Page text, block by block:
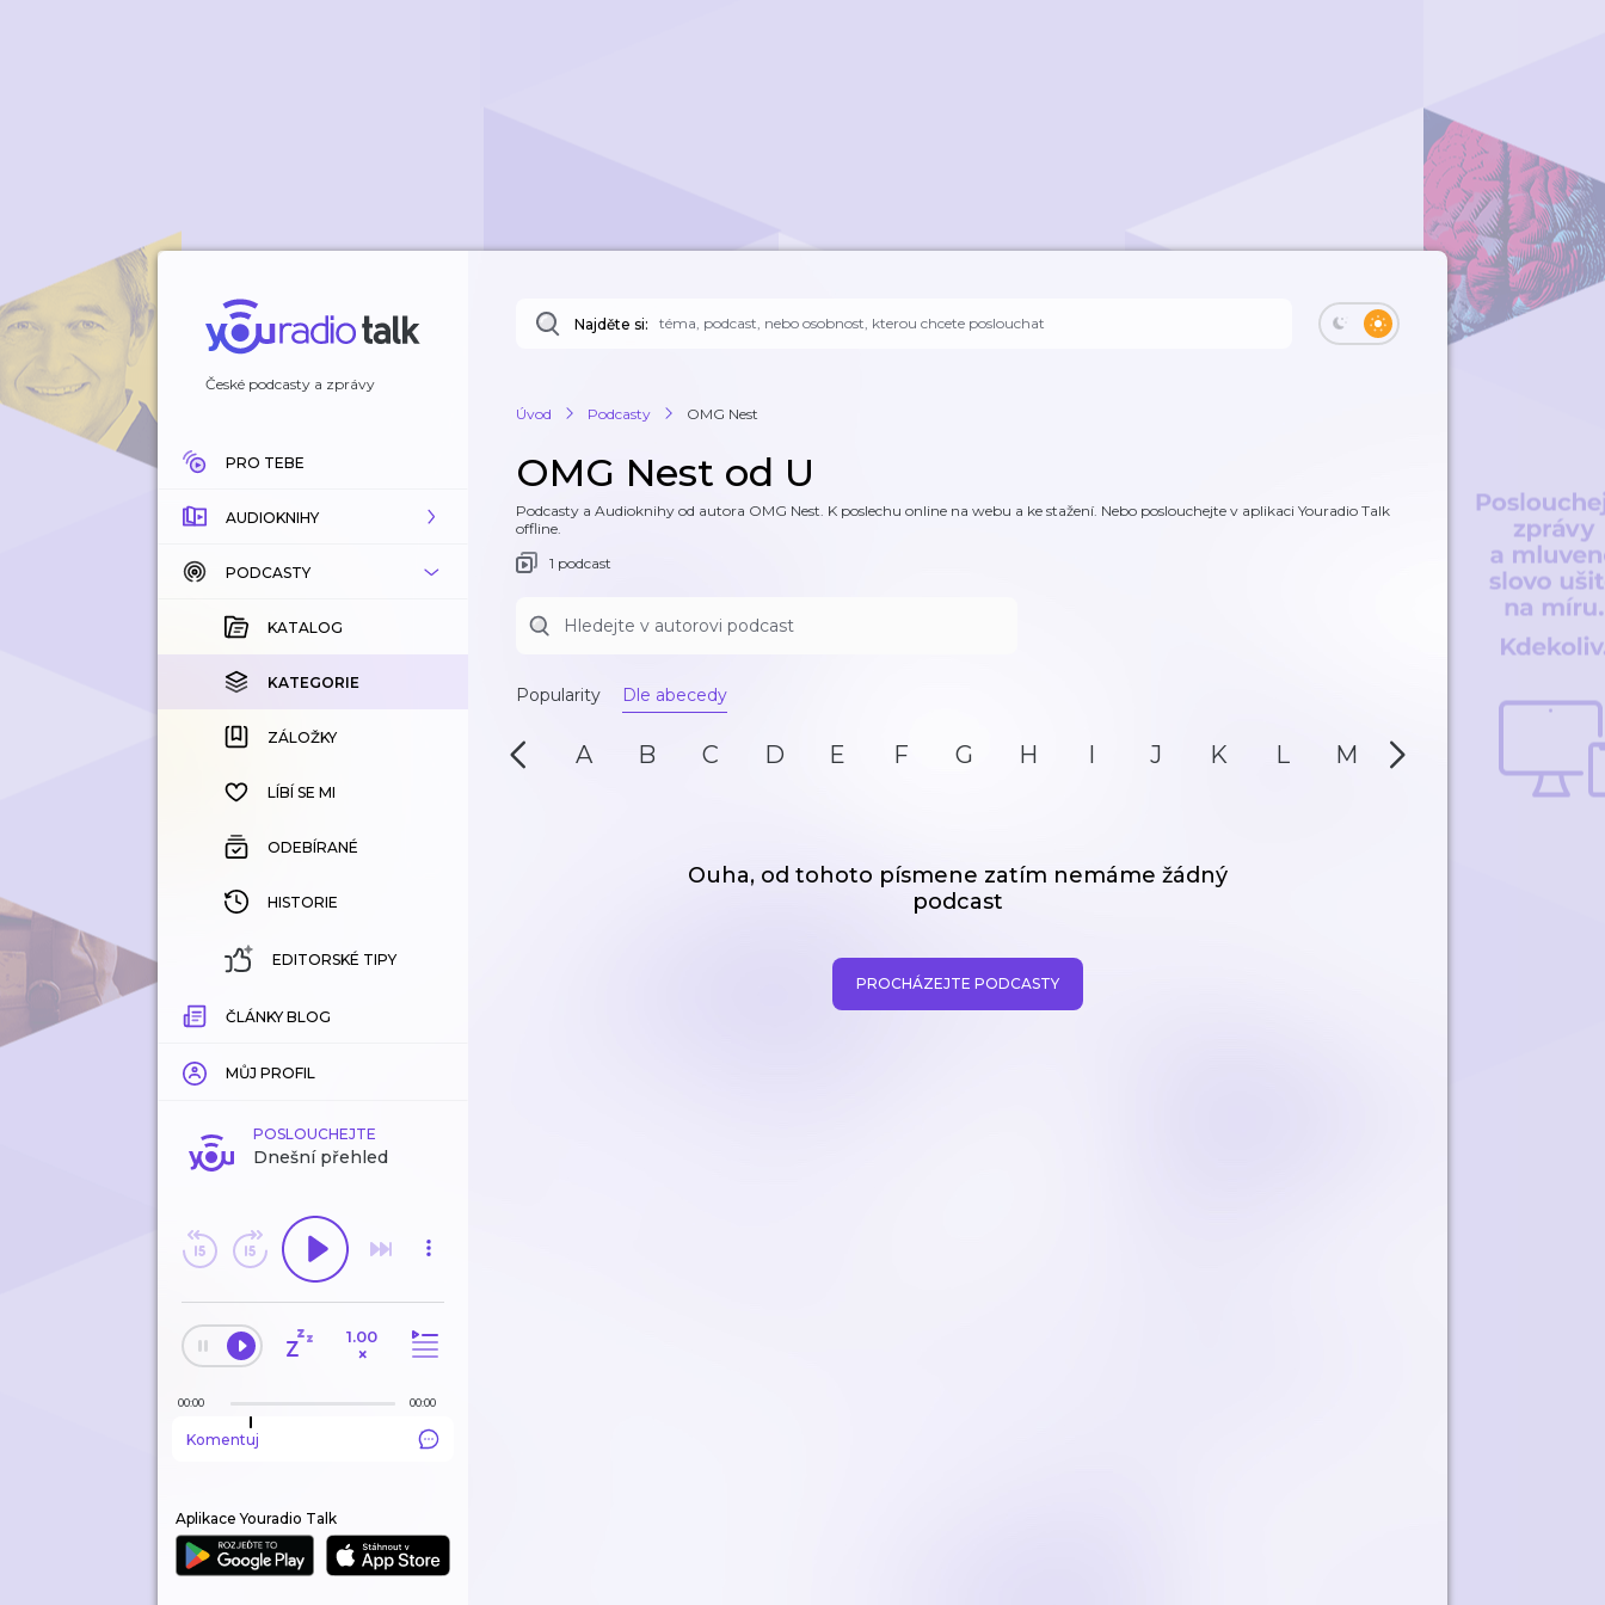
České podcasty a zprávy
PRO TEBE
AUDIOKNIHY
KATALOG
KOUPENÉ
KATEGORIE
ZÁLOŽKY
HISTORIE
PODCASTY
KATALOG
KATEGORIE
ZÁLOŽKY
LÍBÍ SE MI
ODEBÍRANÉ
HISTORIE
EDITORSKÉ TIPY
ČLÁNKY BLOG
MŮJ PROFIL
POSLOUCHEJTE
Dnešní přehled
1.00
×
00:00 00:00
Komentuj
Aplikace Youradio Talk
Najděte si:
Úvod Podcasty OMG Nest
OMG Nest od U
Podcasty a Audioknihy od autora OMG Nest. K poslechu online na webu a ke stažení. Nebo poslouchejte v aplikaci Youradio Talk
offline.
1 podcast
Popularity Dle abecedy
A B C D E F G H I J K L M N
Ouha, od tohoto písmene zatím nemáme žádný
podcast
PROCHÁZEJTE PODCASTY